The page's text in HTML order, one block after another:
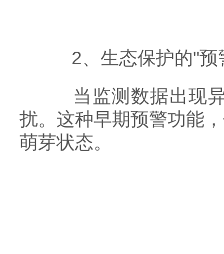
​​2、生态保护的"预
当监测数据出现异
扰。这种早期预警功能
萌芽状态。